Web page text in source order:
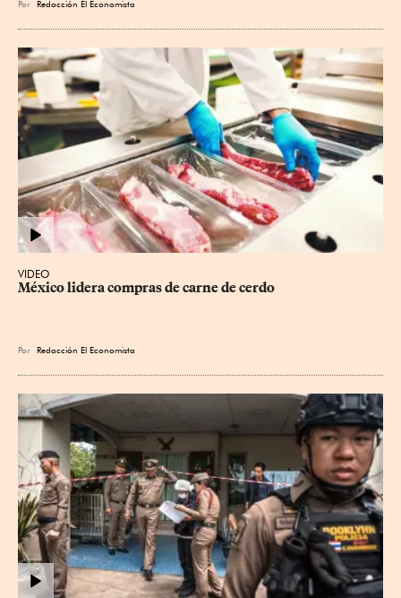
Por Redacción El Economista
VIDEO
México lidera compras de carne de cerdo
Por Redacción El Economista